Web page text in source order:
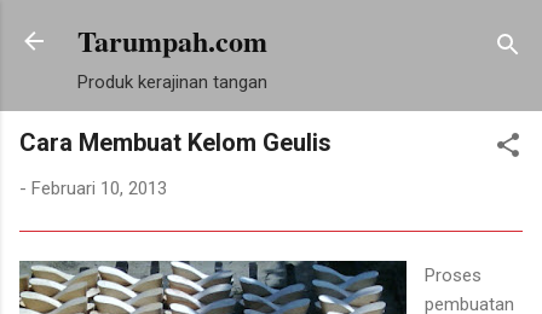
Langsung ke konten utama
Tarumpah.com
Produk kerajinan tangan
Cara Membuat Kelom Geulis
- Februari 10, 2013
Proses
pembuatan